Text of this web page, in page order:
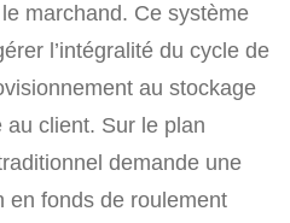
marchand. Ce système
l’intégralité du cycle de
au stockage
au client. Sur le plan
demande une
en fonds de roulement